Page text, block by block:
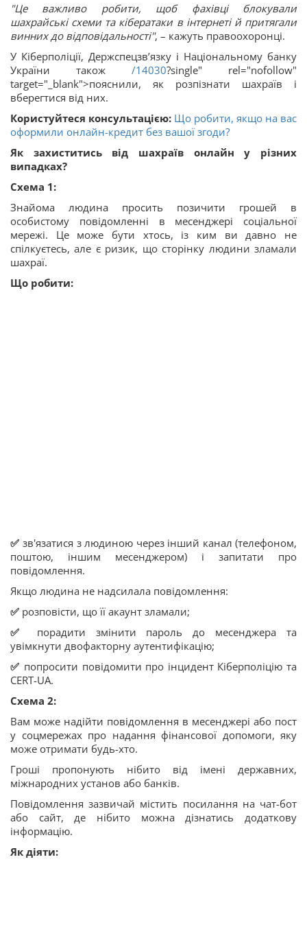
"Це важливо робити, щоб фахівці блокували
шахрайські схеми та кібератаки в інтернеті й притягали
винних до відповідальності", – кажуть правоохоронці.
У Кіберполіції, Держспецзв’язку і Національному банку
України також /14030?single" rel="nofollow"
target="_blank">пояснили, як розпізнати шахраїв і
вберегтися від них.
Користуйтеся консультацією: Що робити, якщо на вас
оформили онлайн-кредит без вашої згоди?
Як захиститись від шахраїв онлайн у різних
випадках?
Схема 1:
Знайома людина просить позичити грошей в
особистому повідомленні в месенджері соціальної
мережі. Це може бути хтось, із ким ви давно не
спілкуєтесь, але є ризик, що сторінку людини зламали
шахраї.
Що робити:
✅ зв'язатися з людиною через інший канал (телефоном,
поштою, іншим месенджером) і запитати про
повідомлення.
Якщо людина не надсилала повідомлення:
✅ розповісти, що її акаунт зламали;
✅
порадити змінити пароль до месенджера та
увімкнути двофакторну аутентифікацію;
✅ попросити повідомити про інцидент Кіберполіцію та
CERT-UA.
Схема 2:
Вам може надійти повідомлення в месенджері або пост
у соцмережах про надання фінансової допомоги, яку
може отримати будь-хто.
Гроші пропонують нібито від імені державних,
міжнародних установ або банків.
Повідомлення зазвичай містить посилання на чат-бот
або сайт, де нібито можна дізнатись додаткову
інформацію.
Як діяти: